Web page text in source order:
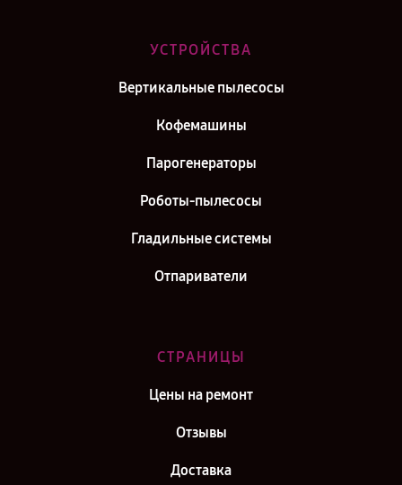
Ремонт парогенератора Kitfort КТ-995-1 в г. Самара
Ремонт парогенератора Kitfort КТ-995-1 в г. Санкт-Петербург
УСТРОЙСТВА
Вертикальные пылесосы
Кофемашины
Парогенераторы
Роботы-пылесосы
Гладильные системы
Отпариватели
СТРАНИЦЫ
Цены на ремонт
Отзывы
Доставка